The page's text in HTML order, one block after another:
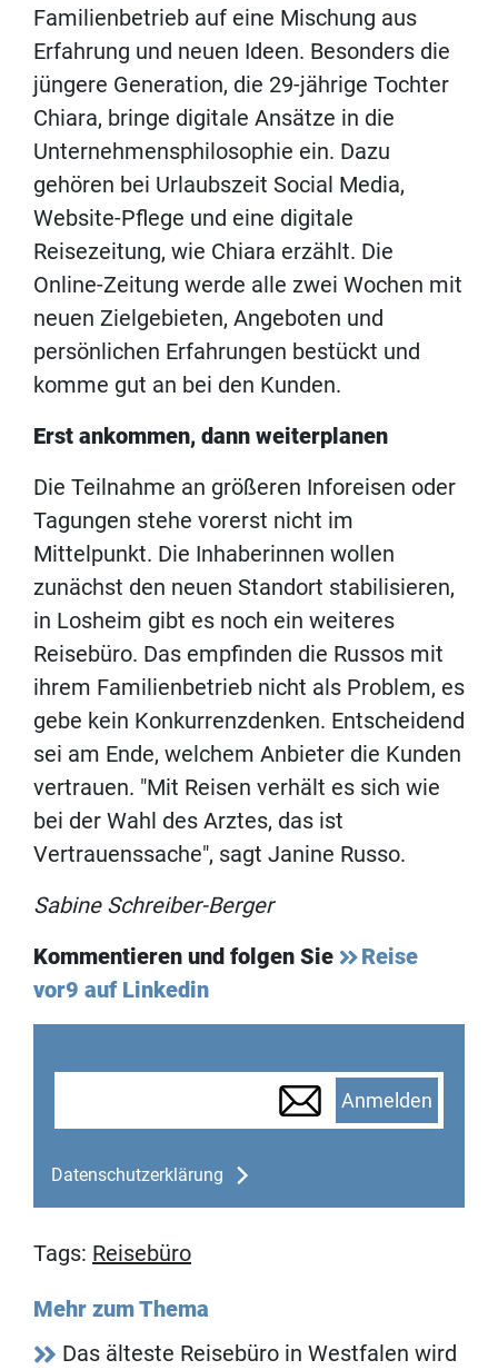
Familienbetrieb auf eine Mischung aus
Erfahrung und neuen Ideen. Besonders die
jüngere Generation, die 29-jährige Tochter
Chiara, bringe digitale Ansätze in die
Unternehmensphilosophie ein. Dazu
gehören bei Urlaubszeit Social Media,
Website-Pflege und eine digitale
Reisezeitung, wie Chiara erzählt. Die
Online-Zeitung werde alle zwei Wochen mit
neuen Zielgebieten, Angeboten und
persönlichen Erfahrungen bestückt und
komme gut an bei den Kunden.
Erst ankommen, dann weiterplanen
Die Teilnahme an größeren Inforeisen oder
Tagungen stehe vorerst nicht im
Mittelpunkt. Die Inhaberinnen wollen
zunächst den neuen Standort stabilisieren,
in Losheim gibt es noch ein weiteres
Reisebüro. Das empfinden die Russos mit
ihrem Familienbetrieb nicht als Problem, es
gebe kein Konkurrenzdenken. Entscheidend
sei am Ende, welchem Anbieter die Kunden
vertrauen. "Mit Reisen verhält es sich wie
bei der Wahl des Arztes, das ist
Vertrauenssache", sagt Janine Russo.
Sabine Schreiber-Berger
Kommentieren und folgen Sie
Reise
vor9 auf Linkedin
Anmelden
Datenschutzerklärung
Tags: Reisebüro
Mehr zum Thema
Das älteste Reisebüro in Westfalen wird